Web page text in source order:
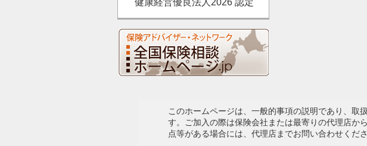
健康経営優良法人2026 認定
このホームページは、一般的事項の説明であり、取
す。ご加入の際は保険会社または最寄りの代理店か
点等がある場合には、代理店までお問い合わせくださ